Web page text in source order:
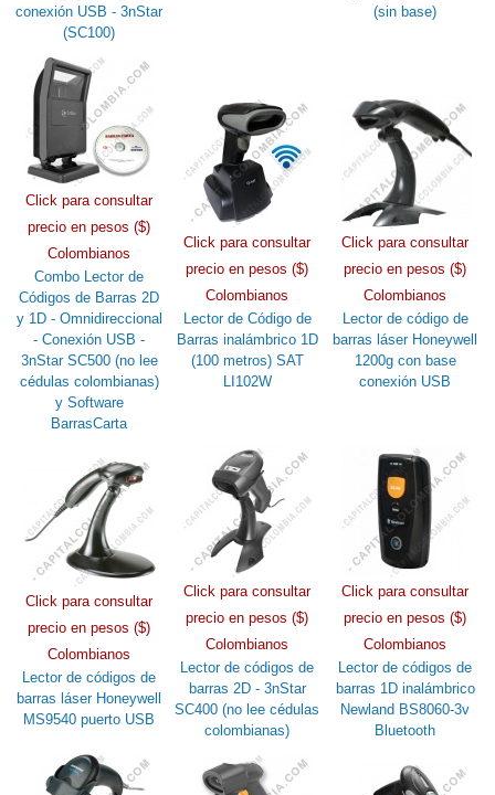
conexión USB - 3nStar
(SC100)
(sin base)
Click para consultar
precio en pesos ($)
Colombianos
Combo Lector de
Códigos de Barras 2D
y 1D - Omnidireccional
- Conexión USB -
3nStar SC500 (no lee
cédulas colombianas)
y Software
BarrasCarta
Click para consultar
precio en pesos ($)
Colombianos
Lector de Código de
Barras inalámbrico 1D
(100 metros) SAT
LI102W
Click para consultar
precio en pesos ($)
Colombianos
Lector de código de
barras láser Honeywell
1200g con base
conexión USB
Click para consultar
precio en pesos ($)
Colombianos
Lector de códigos de
barras láser Honeywell
MS9540 puerto USB
Click para consultar
precio en pesos ($)
Colombianos
Lector de códigos de
barras 2D - 3nStar
SC400 (no lee cédulas
colombianas)
Click para consultar
precio en pesos ($)
Colombianos
Lector de códigos de
barras 1D inalámbrico
Newland BS8060-3v
Bluetooth